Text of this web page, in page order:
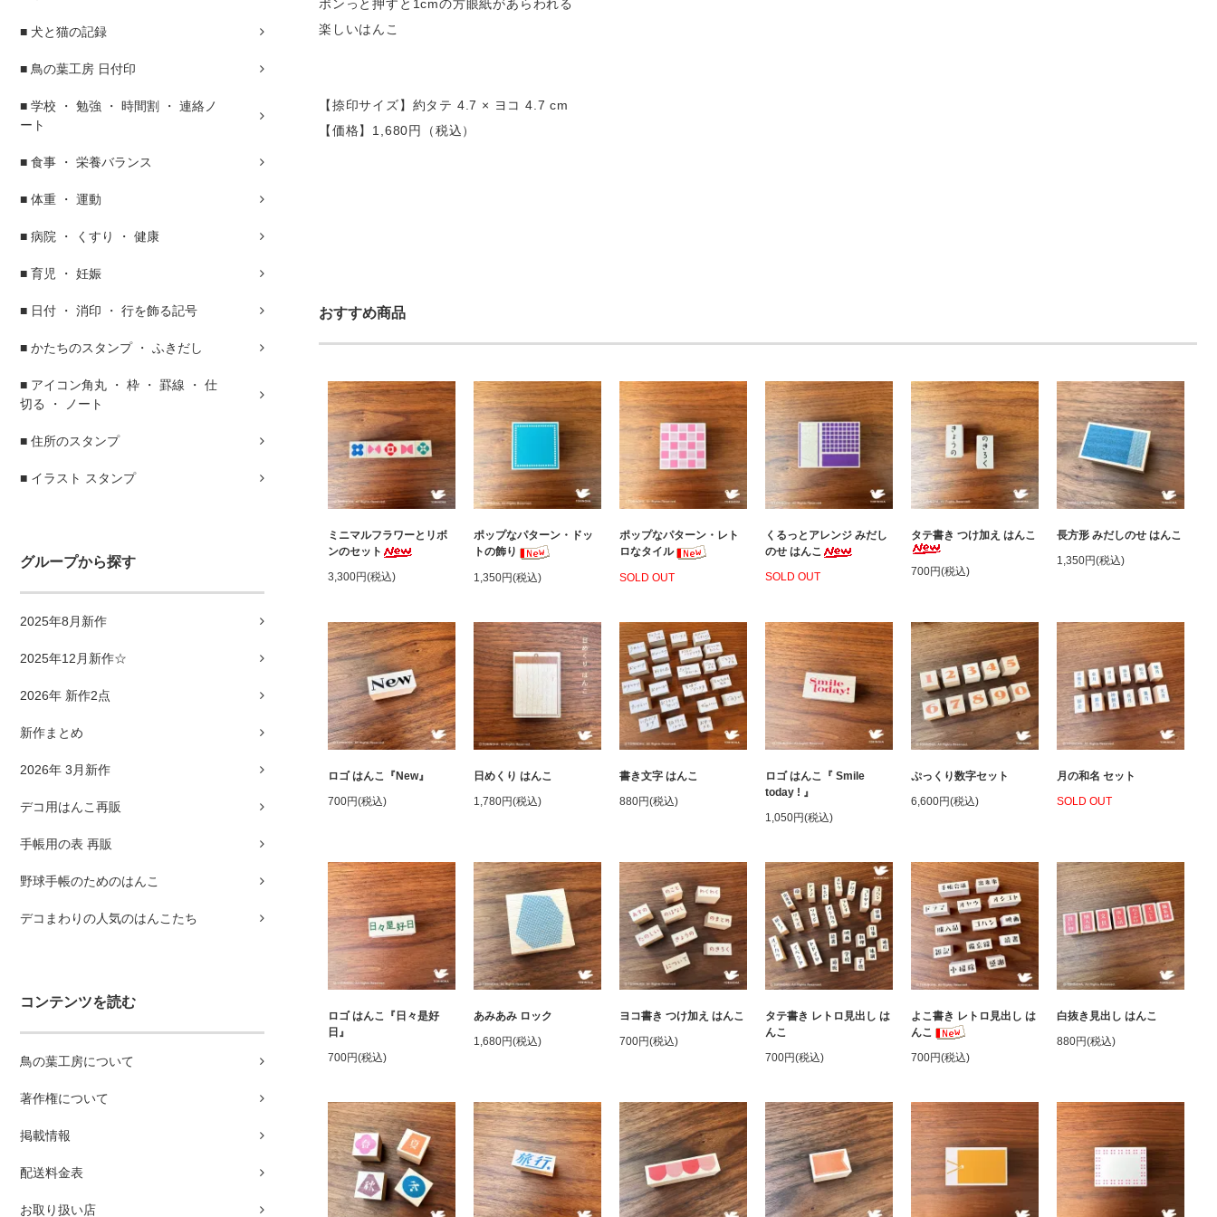
■ 犬と猫の記録
■ 鳥の葉工房 日付印
■ 学校 ・ 勉強 ・ 時間割 ・ 連絡ノ
ート
■ 食事 ・ 栄養バランス
■ 体重 ・ 運動
■ 病院 ・ くすり ・ 健康
■ 育児 ・ 妊娠
■ 日付 ・ 消印 ・ 行を飾る記号
■ かたちのスタンプ ・ ふきだし
■ アイコン角丸 ・ 枠 ・ 罫線 ・ 仕
切る ・ ノート
■ 住所のスタンプ
■ イラスト スタンプ
グループから探す
2025年8月新作
2025年12月新作☆
2026年 新作2点
新作まとめ
2026年 3月新作
デコ用はんこ再販
手帳用の表 再販
野球手帳のためのはんこ
デコまわりの人気のはんこたち
コンテンツを読む
鳥の葉工房について
著作権について
掲載情報
配送料金表
お取り扱い店
ポンっと押すと1cmの方眼紙があらわれる
楽しいはんこ
【捺印サイズ】約タテ 4.7 × ヨコ 4.7 cm
【価格】1,680円（税込）
おすすめ商品
ミニマルフラワーとリボ
ンのセット
3,300円(税込)
ポップなパターン・ドッ
トの飾り
1,350円(税込)
ポップなパターン・レト
ロなタイル
SOLD OUT
くるっとアレンジ みだし
のせ はんこ
SOLD OUT
タテ書き つけ加え はんこ
700円(税込)
長方形 みだしのせ はんこ
1,350円(税込)
ロゴ はんこ『New』
700円(税込)
日めくり はんこ
1,780円(税込)
書き文字 はんこ
880円(税込)
ロゴ はんこ『 Smile
today ! 』
1,050円(税込)
ぷっくり数字セット
6,600円(税込)
月の和名 セット
SOLD OUT
ロゴ はんこ『日々是好
日』
700円(税込)
あみあみ ロック
1,680円(税込)
ヨコ書き つけ加え はんこ
700円(税込)
タテ書き レトロ見出し は
んこ
700円(税込)
よこ書き レトロ見出し は
んこ
700円(税込)
白抜き見出し はんこ
880円(税込)